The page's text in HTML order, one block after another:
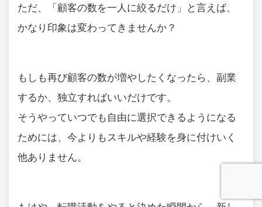
ただ、「顧客の数を一人に絞るだけ」と言えば、
かなり印象は変わってきませんか？
もしも再び顧客の数が増やしたくなったら、副業
するか、独立すればいいだけです。
そうやっていつでも自由に選択できるようになる
ためには、今よりもスキルや経験を身に付けいく
他ありません。